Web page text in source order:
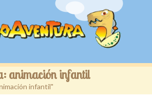
animación infantil
infantil"